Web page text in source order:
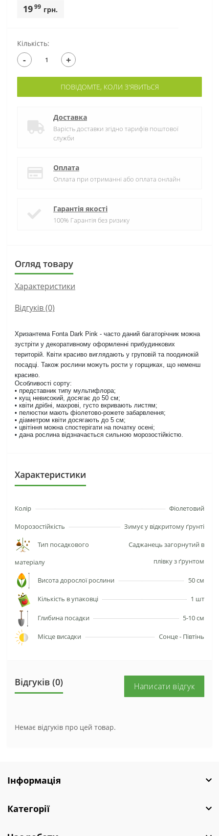
1999 грн.
Кількість:
- +
ПОВІДОМТЕ, КОЛИ З'ЯВИТЬСЯ
Доставка
Варість доставки згідно тарифів поштової
служби
Оплата
Оплата при отриманні або оплата онлайн
Гарантія якості
100% Гарантія без ризику
Огляд товару
Характеристики
Відгуків (0)
Хризантема Fonta Dark Pink - часто даний багаторічник можна
зустріти у декоративному оформленні прибудинкових
територій. Квіти красиво виглядають у груповій та поодинокій
посадці. Також рослини можуть рости у горщиках, що неменш
красиво.
Особливості сорту:
• представник типу мультифлора;
• кущ невисокий, досягає до 50 см;
• квіти дрібні, махрові, густо вкривають листям;
• пелюстки мають фіолетово-рожете забарвлення;
• діаметром квіти досягають до 5 см;
• цвітіння можна спостерігати на початку осені;
• дана рослина відзначається сильною морозостійкістю.
Характеристики
Колір Фіолетовий
Морозостійкість Зимує у відкритому ґрунті
Тип посадкового
матеріалу
Саджанець загорнутий в
плівку з ґрунтом
Висота дорослої рослини 50 см
Кількість в упаковці 1 шт
Глибина посадки 5-10 см
Місце висадки Сонце - Півтінь
Відгуків (0) Написати відгук
Немає відгуків про цей товар.
Інформація
Категорії